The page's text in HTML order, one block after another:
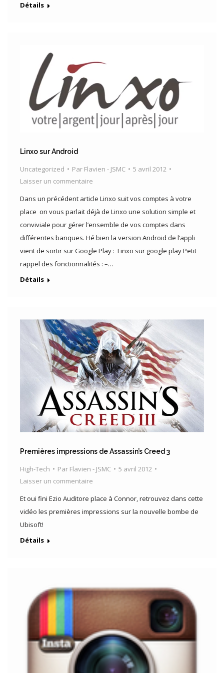
Détails
Linxo sur Android
Uncategorized Par Flavien - JSMC
5 avril 2012
Laisser un commentaire
Dans un précédent article Linxo suit vos comptes à votre
place on vous parlait déjà de Linxo une solution simple et
conviviale pour gérer l’ensemble de vos comptes dans
différentes banques. Hé bien la version Android de l’appli
vient de sortir sur Google Play : Linxo sur google play Petit
rappel des fonctionnalités : –…
Détails
Premières impressions de Assassin’s Creed 3
High-Tech Par Flavien - JSMC
5 avril 2012
Laisser un commentaire
Et oui fini Ezio Auditore place à Connor, retrouvez dans cette
vidéo les premières impressions sur la nouvelle bombe de
Ubisoft!
Détails